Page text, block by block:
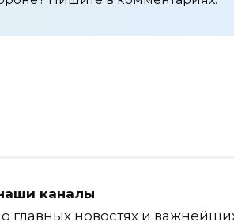
каналы
главных новостях и